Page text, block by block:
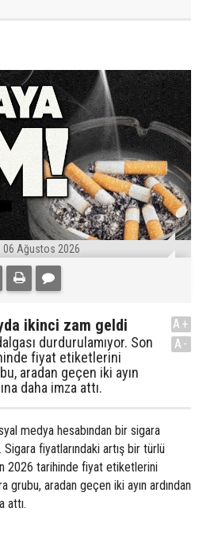
06 Ağustos 2026
ikinci zam geldi
durdurulamıyor. Son
fiyat etiketlerini
aradan geçen iki ayın
daha imza attı.
A+
A-
medya hesabından bir sigara
fiyatlarındaki artış bir türlü
2026 tarihinde fiyat etiketlerini
aradan geçen iki ayın ardından
attı.